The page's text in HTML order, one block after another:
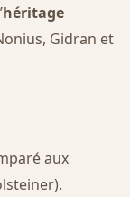
héritage
Gidran et
aux